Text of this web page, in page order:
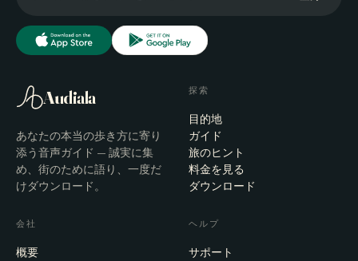
Audiala
あなたの本当の歩き方に寄り
添う音声ガイド — 誠実に集
め、街のために語り、一度だ
けダウンロード。
探索
目的地
ガイド
旅のヒント
料金を見る
ダウンロード
会社
概要
ヘルプ
サポート